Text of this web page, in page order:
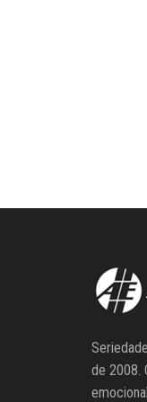
de 2008.